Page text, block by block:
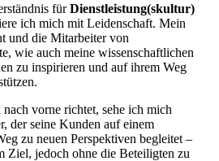
fürDienstleistung(skultur)
ich mich mit Leidenschaft. Mein
und die Mitarbeiter von
wie auch meine wissenschaftlichen
zu inspirieren und auf ihrem Weg
vorne richtet, sehe ich mich
der seine Kunden auf einem
zu neuen Perspektiven begleitet –
Ziel, jedoch ohne die Beteiligten zu